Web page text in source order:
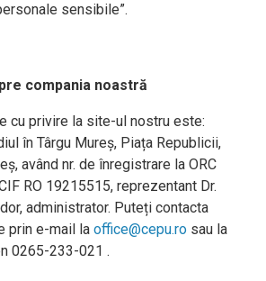
sensibile”.
compania noastră
cu privire la site-ul nostru este:
în Târgu Mureș, Piața Republicii,
având nr. de înregistrare la ORC
RO 19215515, reprezentant Dr.
administrator. Puteți contacta
prin e-mail la office@cepu.ro sau la
0265-233-021 .